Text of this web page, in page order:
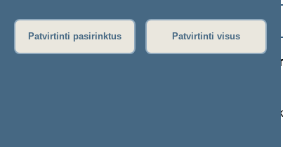
Patvirtinti pasirinktus Patvirtinti visus
Išplėstinė paieška
Seimo nario Vytauto Sinicos
pranešimas